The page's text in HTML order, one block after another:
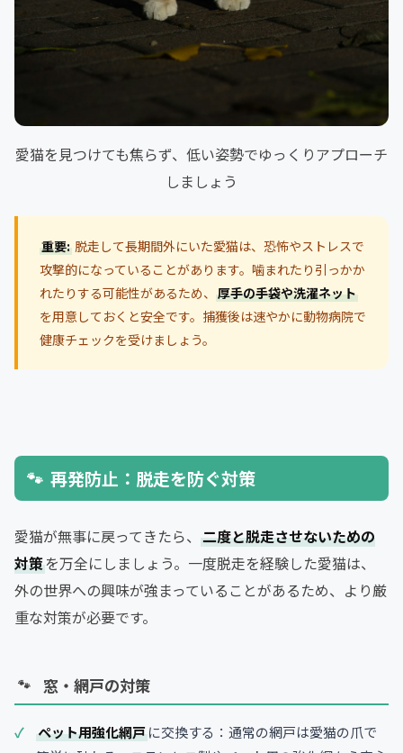
愛猫を見つけても焦らず、低い姿勢でゆっくりアプローチ
しましょう
重要: 脱走して長期間外にいた愛猫は、恐怖やストレスで
攻撃的になっていることがあります。噛まれたり引っかか
れたりする可能性があるため、 厚手の手袋や洗濯ネット
を用意しておくと安全です。捕獲後は速やかに動物病院で
健康チェックを受けましょう。
再発防止：脱走を防ぐ対策
愛猫が無事に戻ってきたら、 二度と脱走させないための
対策を万全にしましょう。一度脱走を経験した愛猫は、
外の世界への興味が強まっていることがあるため、より厳
重な対策が必要です。
窓・網戸の対策
ペット用強化網戸に交換する：通常の網戸は愛猫の爪で